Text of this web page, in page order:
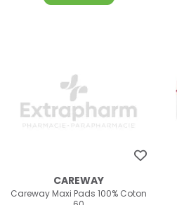
CAREWAY
Careway Maxi Pads 100% Coton